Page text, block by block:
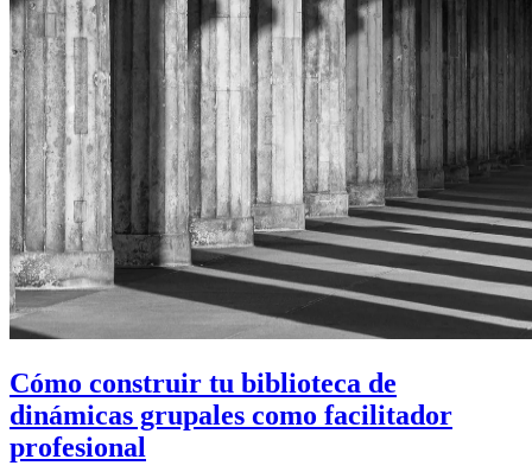
Cómo construir tu biblioteca de
dinámicas grupales como facilitador
profesional